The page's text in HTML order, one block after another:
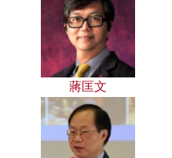
蔣匡文